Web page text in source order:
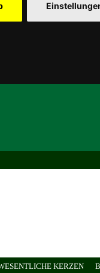
KERZEN